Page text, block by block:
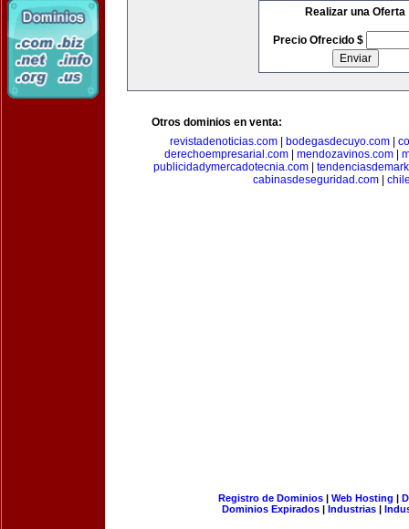
Realizar una Oferta
Precio Ofrecido $
Otros dominios en venta:
revistadenoticias.com
bodegasdecuyo.com
derechoempresarial.com
mendozavinos.com
publicidadymercadotecnia.com|
cabinasdeseguridad.com
Registro de Dominios| Web Hosting |
Dominios Expirados | Industrias |